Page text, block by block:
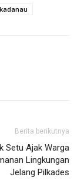
Berita berikutnya
Setu Ajak Warga
Lingkungan
Jelang Pilkades